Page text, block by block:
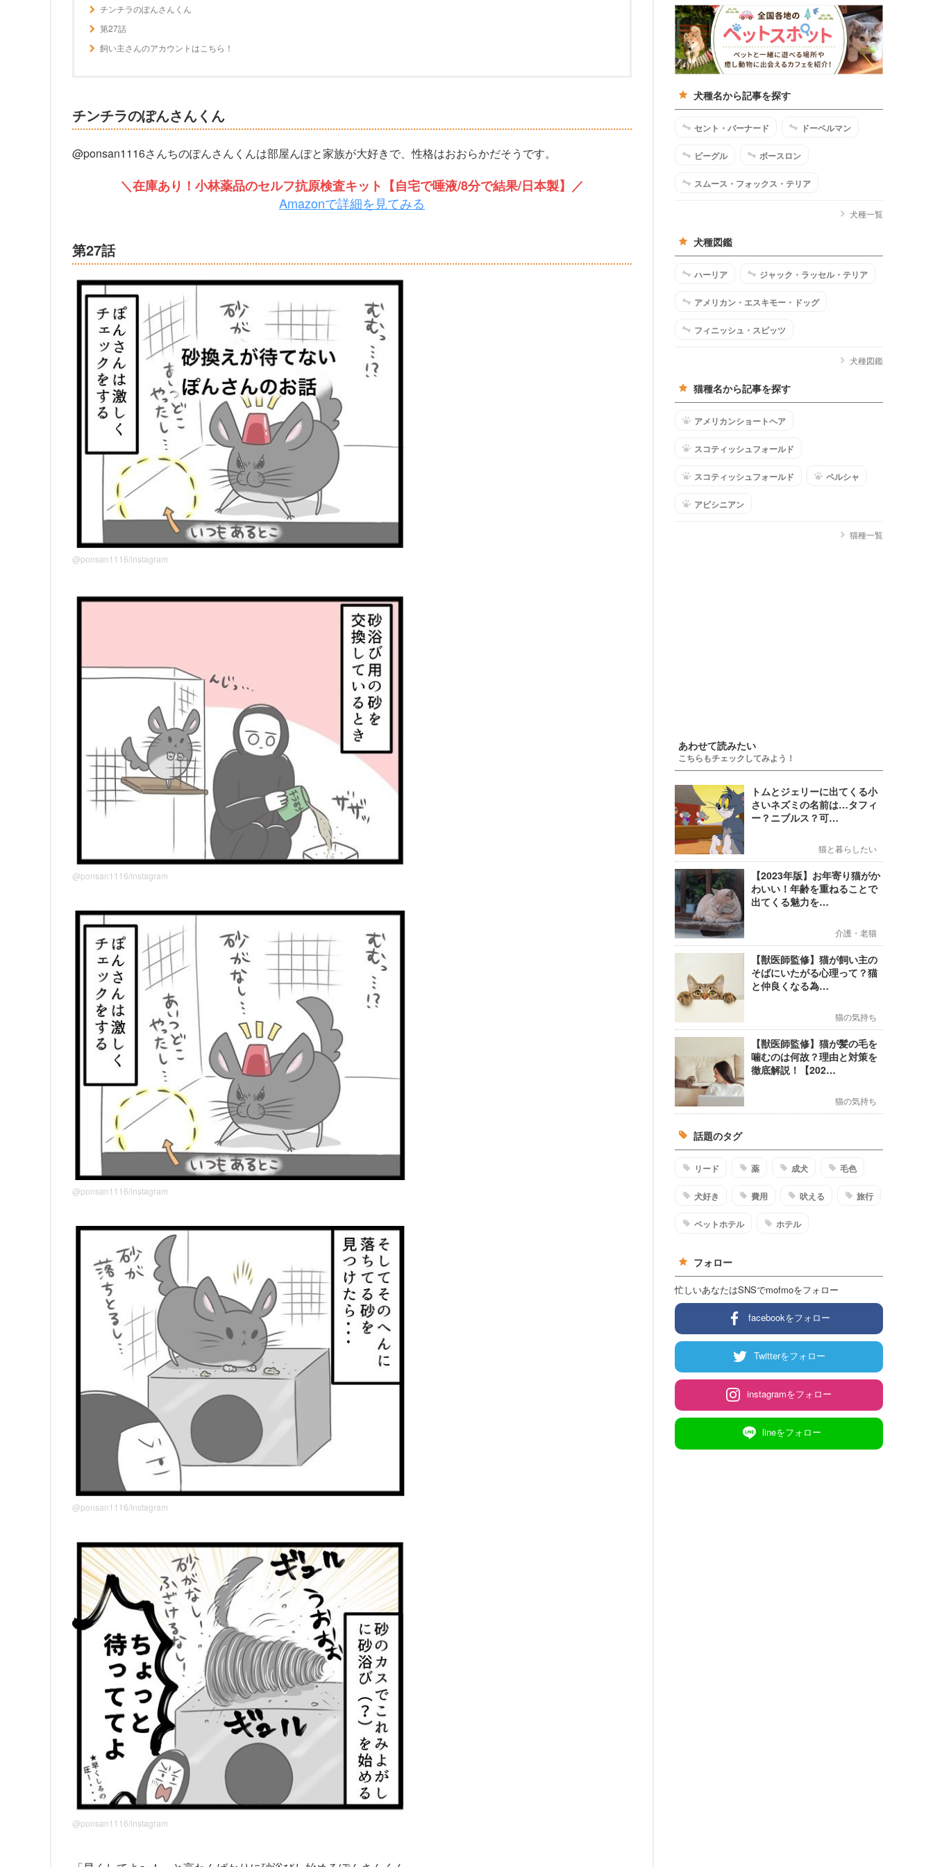
チンチラのぽんさんくん
第27話
飼い主さんのアカウントはこちら！
チンチラのぽんさんくん
@ponsan1116さんちのぽんさんくんは部屋んぽと家族が大好きで、性格はおおらかだそうです。
＼在庫あり！小林薬品のセルフ抗原検査キット【自宅で唾液/8分で結果/日本製】／
Amazonで詳細を見てみる
第27話
@ponsan1116/instagram
@ponsan1116/instagram
@ponsan1116/instagram
@ponsan1116/instagram
@ponsan1116/instagram
犬種名から記事を探す
セント・バーナード ドーベルマン
ビーグル ボースロン
スムース・フォックス・テリア
犬種一覧
犬種図鑑
ハーリア ジャック・ラッセル・テリア
アメリカン・エスキモー・ドッグ
フィニッシュ・スピッツ
犬種図鑑
猫種名から記事を探す
アメリカンショートヘア
スコティッシュフォールド
スコティッシュフォールド ペルシャ
アビシニアン
猫種一覧
あわせて読みたい
こちらもチェックしてみよう！
トムとジェリーに出てくる小
さいネズミの名前は…タフィ
ー？ニブルス？可…
猫と暮らしたい
【2023年版】お年寄り猫がか
わいい！年齢を重ねることで
出てくる魅力を…
介護・老猫
【獣医師監修】猫が飼い主の
そばにいたがる心理って？猫
と仲良くなる為…
猫の気持ち
【獣医師監修】猫が髪の毛を
噛むのは何故？理由と対策を
徹底解説！【202…
猫の気持ち
話題のタグ
リード 薬 成犬 毛色
犬好き 費用 吠える 旅行
ペットホテル ホテル
フォロー
忙しいあなたはSNSでmofmoをフォロー
facebookをフォロー
Twitterをフォロー
instagramをフォロー
lineをフォロー